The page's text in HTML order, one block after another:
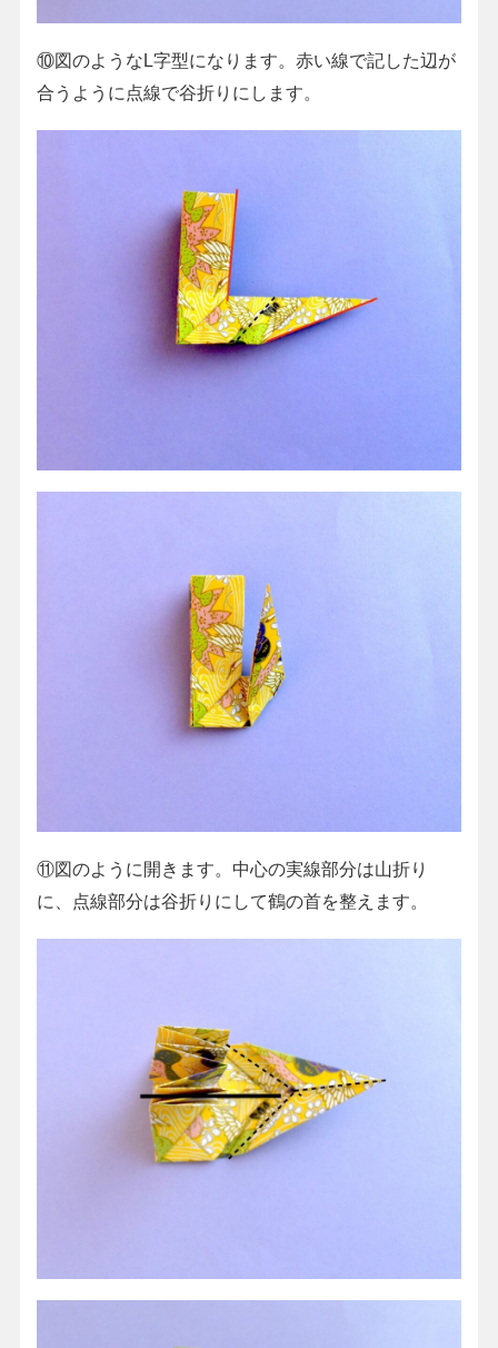
⑩図のようなL字型になります。赤い線で記した辺が
合うように点線で谷折りにします。
⑪図のように開きます。中心の実線部分は山折り
に、点線部分は谷折りにして鶴の首を整えます。